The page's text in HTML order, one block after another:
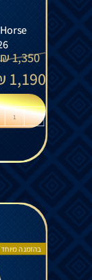
1,350
₪
1,190
-
בהזמנה